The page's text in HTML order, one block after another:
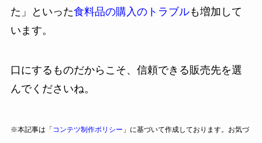
た」といった食料品の購入のトラブルも増加して
います。
口にするものだからこそ、信頼できる販売先を選
んでくださいね。
※本記事は「 コンテツ制作ポリシー 」に基づいて作成しております。お気づ